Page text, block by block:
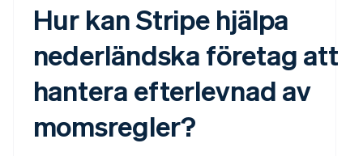
Hur kan Stripe hjälpa
nederländska företag att
hantera efterlevnad av
momsregler?